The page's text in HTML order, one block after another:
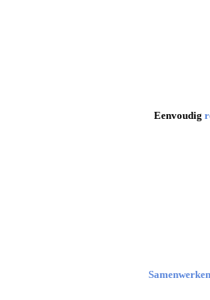
Eenvoudig
Samenwerken